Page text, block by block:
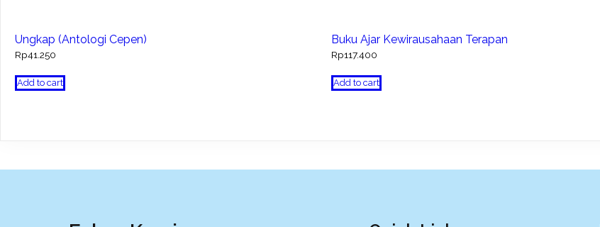
Ungkap (Antologi Cepen)
Rp41.250
Add to cart
Buku Ajar Kewirausahaan Terapan
Rp117.400
Add to cart